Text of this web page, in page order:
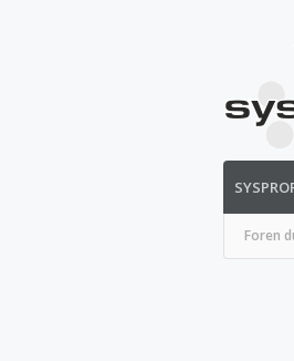
Foren